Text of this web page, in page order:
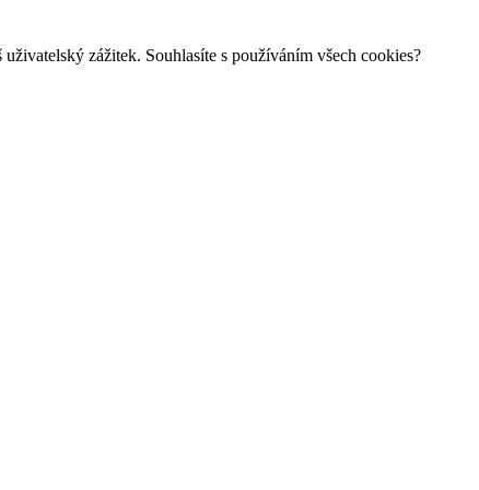
zážitek. Souhlasíte s používáním všech cookies?